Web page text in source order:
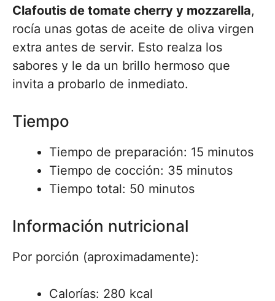
Clafoutis de tomate cherry y mozzarella,
rocía unas gotas de aceite de oliva virgen
extra antes de servir. Esto realza los
sabores y le da un brillo hermoso que
invita a probarlo de inmediato.
Tiempo
Tiempo de preparación: 15 minutos
Tiempo de cocción: 35 minutos
Tiempo total: 50 minutos
Información nutricional
Por porción (aproximadamente):
Calorías: 280 kcal